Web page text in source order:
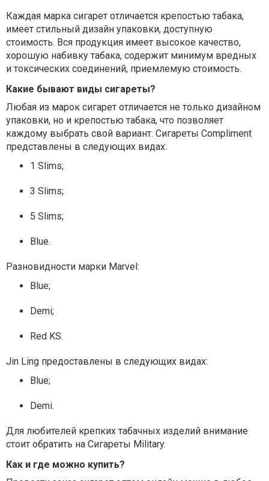
Каждая марка сигарет отличается крепостью табака,
имеет стильный дизайн упаковки, доступную
стоимость. Вся продукция имеет высокое качество,
хорошую набивку табака, содержит минимум вредных
и токсических соединений, приемлемую стоимость.
Какие бывают виды сигареты?
Любая из марок сигарет отличается не только дизайном
упаковки, но и крепостью табака, что позволяет
каждому выбрать свой вариант. Сигареты Compliment
представлены в следующих видах:
1 Slims;
3 Slims;
5 Slims;
Blue.
Разновидности марки Marvel:
Blue;
Demi;
Red KS.
Jin Ling предоставлены в следующих видах:
Blue;
Demi.
Для любителей крепких табачных изделий внимание
стоит обратить на Сигареты Military.
Как и где можно купить?